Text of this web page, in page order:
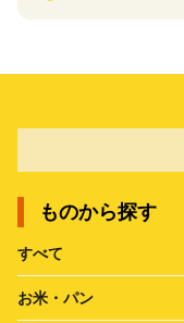
ものから探す
すべて
お米・パン